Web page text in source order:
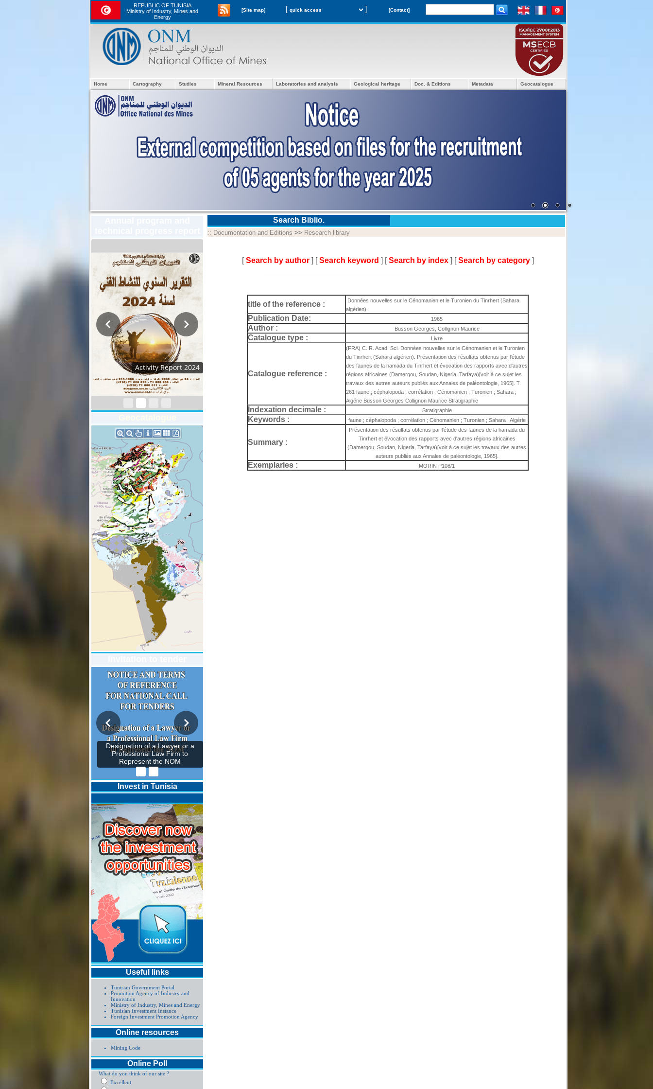
REPUBLIC OF TUNISIA
Ministry of Industry, Mines and
Energy
[Site map] [ ] [Contact]
Home Cartography Studies Mineral Resources Laboratories and analysis Geological heritage Doc. & Editions Metadata Geocatalogue
Activity Report 2024
Designation of a Lawyer or a
Professional Law Firm to
Represent the NOM
Invest in Tunisia
Useful links
Tunisian Government Portal
Promotion Agency of Industry and
Innovation
Ministry of Industry, Mines and Energy
Tunisian Investment Instance
Foreign Investment Promotion Agency
Online resources
Mining Code
Online Poll
What do you think of our site ?
Excellent
Search Biblio.
:: Documentation and Editions >> Research library
[Search by author ] [Search keyword ] [Search by index ] [Search by category ]
title of the reference :
Données nouvelles sur le Cénomanien et le Turonien du Tinrhert (Sahara
algérien).
Publication Date: 1965
Author : Busson Georges, Collignon Maurice
Catalogue type : Livre
Catalogue reference :
(FRA) C. R. Acad. Sci. Données nouvelles sur le Cénomanien et le Turonien
du Tinrhert (Sahara algérien). Présentation des résultats obtenus par l'étude
des faunes de la hamada du Tinrhert et évocation des rapports avec d'autres
régions africaines (Damergou, Soudan, Nigeria, Tarfaya)[voir à ce sujet les
travaux des autres auteurs publiés aux Annales de paléontologie, 1965]. T.
261 faune ; céphalopoda ; corrélation ; Cénomanien ; Turonien ; Sahara ;
Algérie Busson Georges Collignon Maurice Stratigraphie
Indexation decimale : Stratigraphie
Keywords : faune ; céphalopoda ; corrélation ; Cénomanien ; Turonien ; Sahara ; Algérie
Summary :
Présentation des résultats obtenus par l'étude des faunes de la hamada du
Tinrhert et évocation des rapports avec d'autres régions africaines
(Damergou, Soudan, Nigeria, Tarfaya)[voir à ce sujet les travaux des autres
auteurs publiés aux Annales de paléontologie, 1965].
Exemplaries : MORIN P108/1